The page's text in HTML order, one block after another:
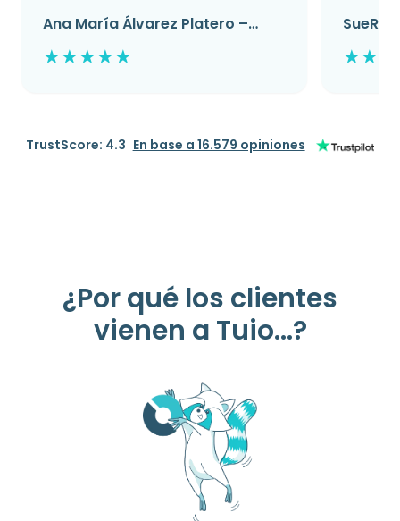
Ana María Álvarez Platero –
hace 5 horas
★★★★★
SueR
★★
TrustScore: 4.3 En base a 16.579 opiniones
¿Por qué los clientes
vienen a Tuio...?